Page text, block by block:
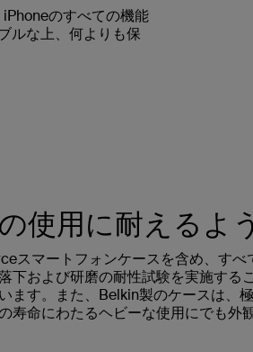
のすべての機能
ルな上、何よりも保
使用に耐えるよ
スマートフォンケースを含め、す
下および研磨の耐性試験を実施す
ます。また、Belkin製のケースは、
寿命にわたるヘビーな使用にでも外